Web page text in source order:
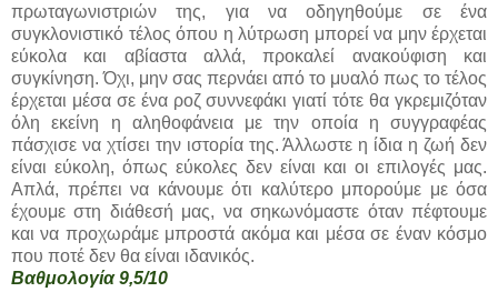
πρωταγωνιστριών της, για να οδηγηθούμε σε ένα
συγκλονιστικό τέλος όπου η λύτρωση μπορεί να μην έρχεται
εύκολα και αβίαστα αλλά, προκαλεί ανακούφιση και
συγκίνηση. Όχι, μην σας περνάει από το μυαλό πως το τέλος
έρχεται μέσα σε ένα ροζ συννεφάκι γιατί τότε θα γκρεμιζόταν
όλη εκείνη η αληθοφάνεια με την οποία η συγγραφέας
πάσχισε να χτίσει την ιστορία της. Άλλωστε η ίδια η ζωή δεν
είναι εύκολη, όπως εύκολες δεν είναι και οι επιλογές μας.
Απλά, πρέπει να κάνουμε ότι καλύτερο μπορούμε με όσα
έχουμε στη διάθεσή μας, να σηκωνόμαστε όταν πέφτουμε
και να προχωράμε μπροστά ακόμα και μέσα σε έναν κόσμο
που ποτέ δεν θα είναι ιδανικός.
Βαθμολογία 9,5/10